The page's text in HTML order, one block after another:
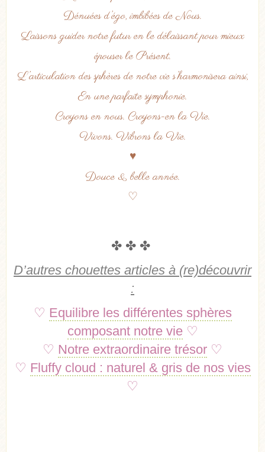
Dénuées d’égo, imbibées de Nous.
Laissons guider notre futur en le délaissant pour mieux
épouser le Présent.
L’articulation des sphères de notre vie s’harmonisera ainsi,
En une parfaite symphonie.
Croyons en nous. Croyons-en la Vie.
Vivons. Vibrons la Vie.
♥
Douce & belle année.
♡
✤ ✤ ✤
D’autres chouettes articles à (re)découvrir
:
♡ Equilibre les différentes sphères
composant notre vie♡
♡ Notre extraordinaire trésor ♡
♡ Fluffy cloud : naturel & gris de nos vies
♡